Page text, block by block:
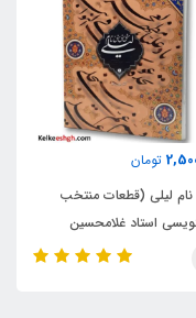
مقدمه‌ای بر دو
شرافت (به خط استاد